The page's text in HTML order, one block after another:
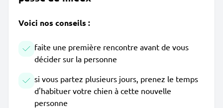
Voici nos conseils :
faite une première rencontre avant de vous
décider sur la personne
si vous partez plusieurs jours, prenez le temps
d'habituer votre chien à cette nouvelle
personne